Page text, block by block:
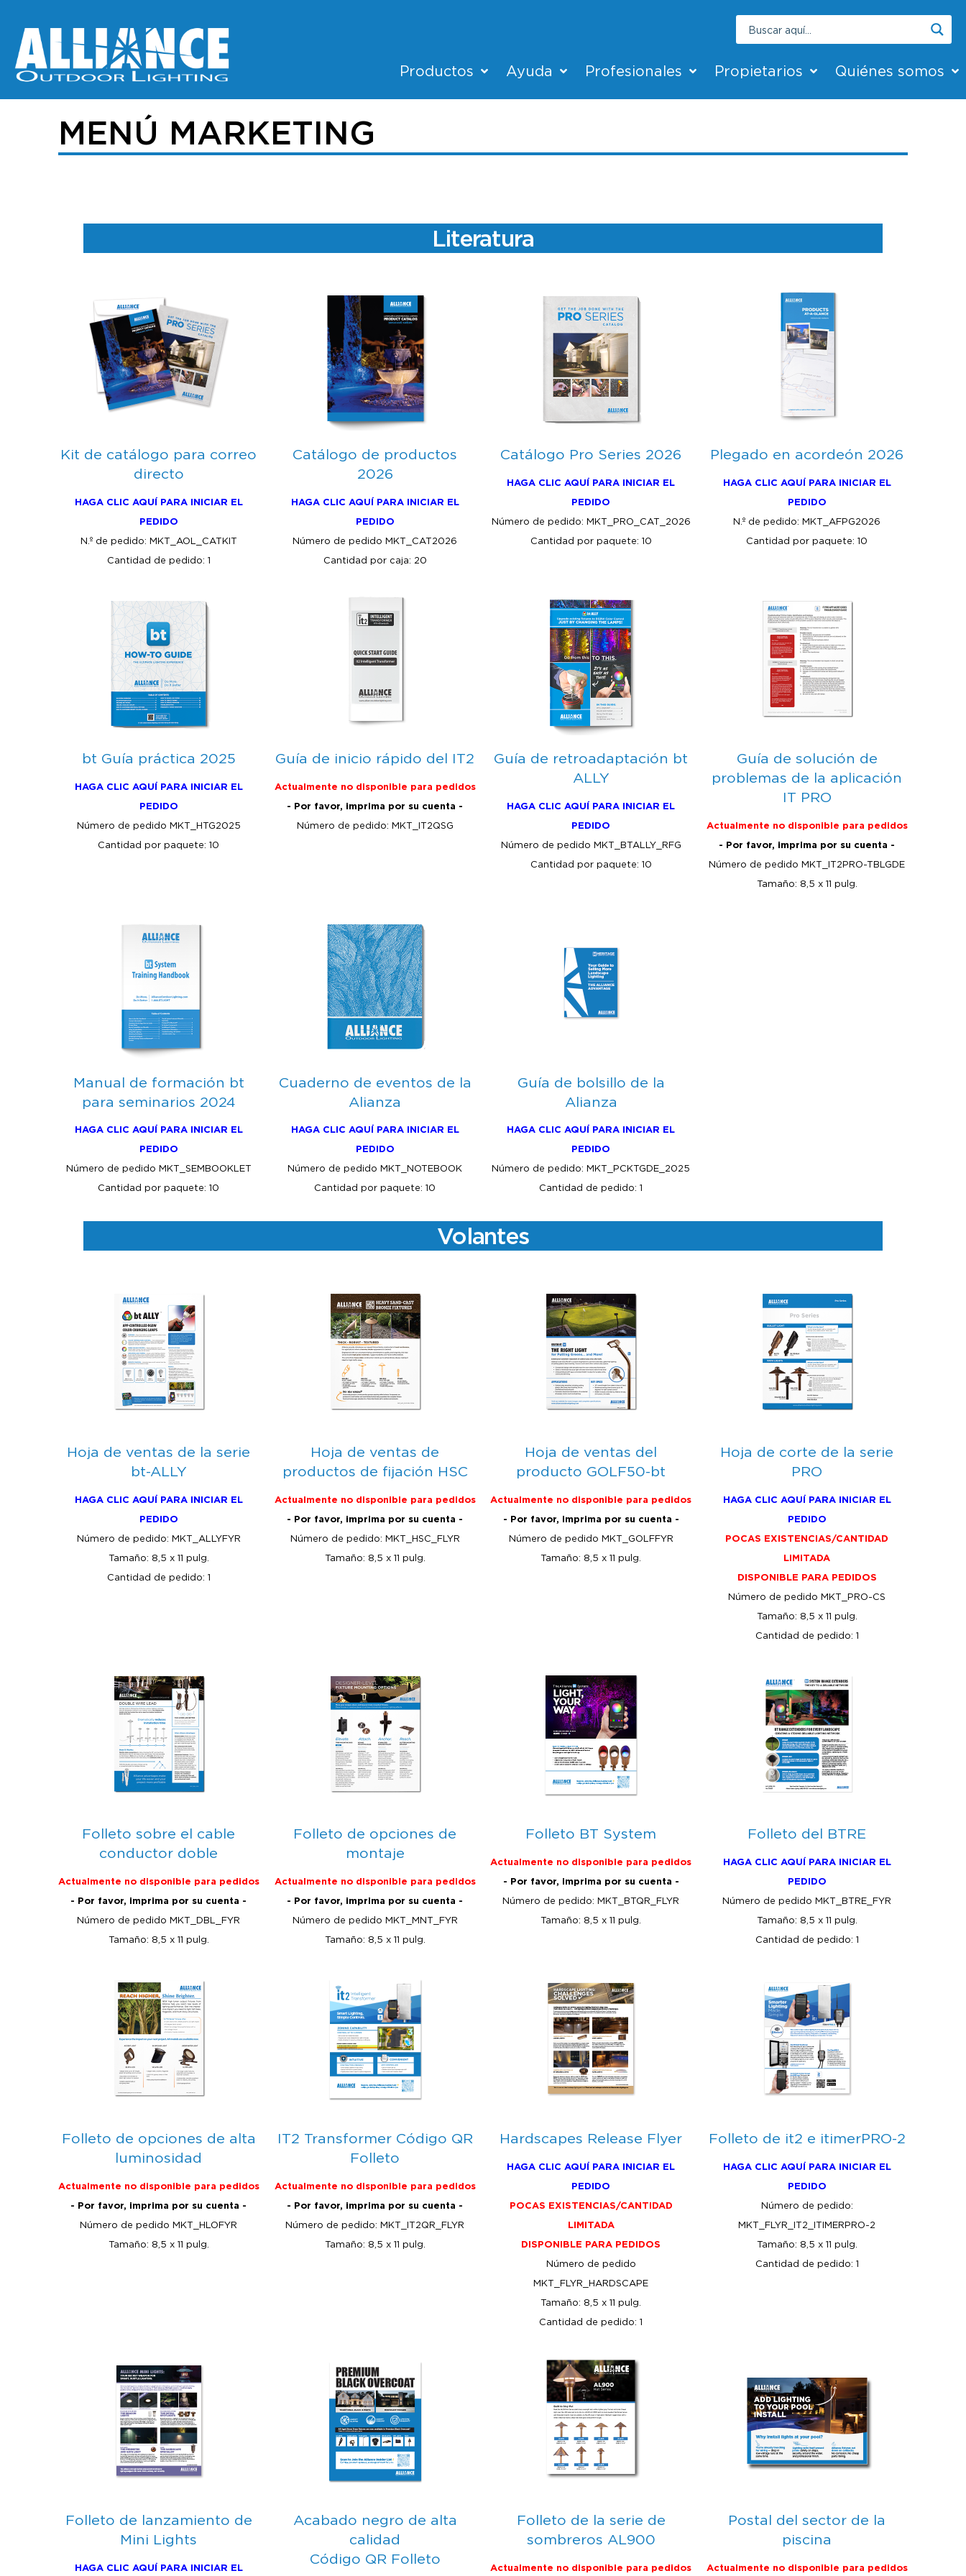
Productos Ayuda Profesionales Propietarios Quiénes somos
MENÚ MARKETING
Literatura
Kit de catálogo para correo
directo
HAGA CLIC AQUÍ PARA INICIAR EL
PEDIDO
N.º de pedido: MKT_AOL_CATKIT
Cantidad de pedido: 1
Catálogo de productos
2026
HAGA CLIC AQUÍ PARA INICIAR EL
PEDIDO
Número de pedido MKT_CAT2026
Cantidad por caja: 20
Catálogo Pro Series 2026
HAGA CLIC AQUÍ PARA INICIAR EL
PEDIDO
Número de pedido: MKT_PRO_CAT_2026
Cantidad por paquete: 10
Plegado en acordeón 2026
HAGA CLIC AQUÍ PARA INICIAR EL
PEDIDO
N.º de pedido: MKT_AFPG2026
Cantidad por paquete: 10
bt Guía práctica 2025
HAGA CLIC AQUÍ PARA INICIAR EL
PEDIDO
Número de pedido MKT_HTG2025
Cantidad por paquete: 10
Guía de inicio rápido del IT2
Actualmente no disponible para pedidos
- Por favor, imprima por su cuenta -
Número de pedido: MKT_IT2QSG
Guía de retroadaptación bt
ALLY
HAGA CLIC AQUÍ PARA INICIAR EL
PEDIDO
Número de pedido MKT_BTALLY_RFG
Cantidad por paquete: 10
Guía de solución de
problemas de la aplicación
IT PRO
Actualmente no disponible para pedidos
- Por favor, imprima por su cuenta -
Número de pedido MKT_IT2PRO-TBLGDE
Tamaño: 8,5 x 11 pulg.
Manual de formación bt
para seminarios 2024
HAGA CLIC AQUÍ PARA INICIAR EL
PEDIDO
Número de pedido MKT_SEMBOOKLET
Cantidad por paquete: 10
Cuaderno de eventos de la
Alianza
HAGA CLIC AQUÍ PARA INICIAR EL
PEDIDO
Número de pedido MKT_NOTEBOOK
Cantidad por paquete: 10
Guía de bolsillo de la
Alianza
HAGA CLIC AQUÍ PARA INICIAR EL
PEDIDO
Número de pedido: MKT_PCKTGDE_2025
Cantidad de pedido: 1
Volantes
Hoja de ventas de la serie
bt-ALLY
HAGA CLIC AQUÍ PARA INICIAR EL
PEDIDO
Número de pedido: MKT_ALLYFYR
Tamaño: 8,5 x 11 pulg.
Cantidad de pedido: 1
Hoja de ventas de
productos de fijación HSC
Actualmente no disponible para pedidos
- Por favor, imprima por su cuenta -
Número de pedido: MKT_HSC_FLYR
Tamaño: 8,5 x 11 pulg.
Hoja de ventas del
producto GOLF50-bt
Actualmente no disponible para pedidos
- Por favor, imprima por su cuenta -
Número de pedido MKT_GOLFFYR
Tamaño: 8,5 x 11 pulg.
Hoja de corte de la serie
PRO
HAGA CLIC AQUÍ PARA INICIAR EL
PEDIDO
POCAS EXISTENCIAS/CANTIDAD
LIMITADA
DISPONIBLE PARA PEDIDOS
Número de pedido MKT_PRO-CS
Tamaño: 8,5 x 11 pulg.
Cantidad de pedido: 1
Folleto sobre el cable
conductor doble
Actualmente no disponible para pedidos
- Por favor, imprima por su cuenta -
Número de pedido MKT_DBL_FYR
Tamaño: 8,5 x 11 pulg.
Folleto de opciones de
montaje
Actualmente no disponible para pedidos
- Por favor, imprima por su cuenta -
Número de pedido MKT_MNT_FYR
Tamaño: 8,5 x 11 pulg.
Folleto BT System
Actualmente no disponible para pedidos
- Por favor, imprima por su cuenta -
Número de pedido: MKT_BTQR_FLYR
Tamaño: 8,5 x 11 pulg.
Folleto del BTRE
HAGA CLIC AQUÍ PARA INICIAR EL
PEDIDO
Número de pedido MKT_BTRE_FYR
Tamaño: 8,5 x 11 pulg.
Cantidad de pedido: 1
Folleto de opciones de alta
luminosidad
Actualmente no disponible para pedidos
- Por favor, imprima por su cuenta -
Número de pedido MKT_HLOFYR
Tamaño: 8,5 x 11 pulg.
IT2 Transformer Código QR
Folleto
Actualmente no disponible para pedidos
- Por favor, imprima por su cuenta -
Número de pedido: MKT_IT2QR_FLYR
Tamaño: 8,5 x 11 pulg.
Hardscapes Release Flyer
HAGA CLIC AQUÍ PARA INICIAR EL
PEDIDO
POCAS EXISTENCIAS/CANTIDAD
LIMITADA
DISPONIBLE PARA PEDIDOS
Número de pedido
MKT_FLYR_HARDSCAPE
Tamaño: 8,5 x 11 pulg.
Cantidad de pedido: 1
Folleto de it2 e itimerPRO-2
HAGA CLIC AQUÍ PARA INICIAR EL
PEDIDO
Número de pedido:
MKT_FLYR_IT2_ITIMERPRO-2
Tamaño: 8,5 x 11 pulg.
Cantidad de pedido: 1
Folleto de lanzamiento de
Mini Lights
HAGA CLIC AQUÍ PARA INICIAR EL
Acabado negro de alta
calidad
Código QR Folleto
Folleto de la serie de
sombreros AL900
Actualmente no disponible para pedidos
Postal del sector de la
piscina
Actualmente no disponible para pedidos